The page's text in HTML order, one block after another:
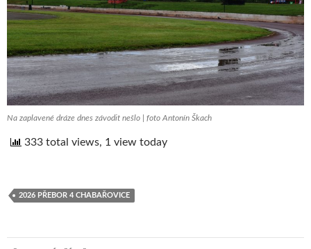
Na zaplavené dráze dnes závodit nešlo | foto Antonín Škach
333 total views, 1 view today
2026 PŘEBOR 4 CHABAŘOVICE